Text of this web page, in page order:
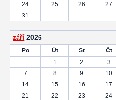
24
25 26 27
31
září 2026
Po Út St Čt
1
2 3
7
8 9 10
14
15 16 17
21
22 23 24